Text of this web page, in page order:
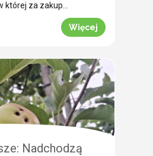
której za zakup
rabat! Promocja
do 30 września 2026
koszty
Wybierz swój
rabat Mechanizm
prosty.
jeden z […]
Więcej
Nadchodzą